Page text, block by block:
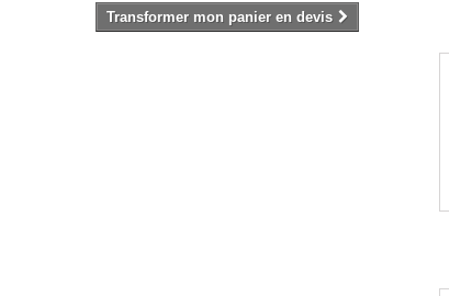
Transformer mon panier en devis